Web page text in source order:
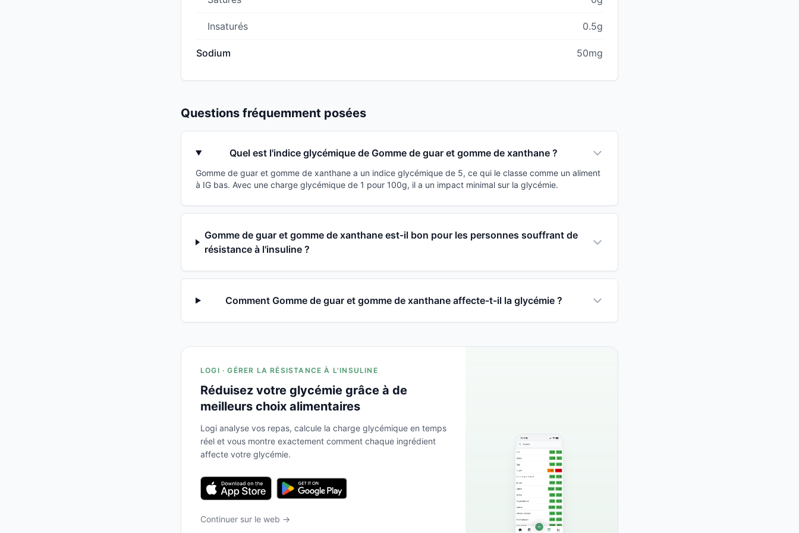
Insaturés 0.5g
Sodium 50mg
Questions fréquemment posées
Quel est l'indice glycémique de Gomme de guar et gomme de xanthane ?
Gomme de guar et gomme de xanthane a un indice glycémique de 5, ce qui le classe comme un aliment
à IG bas. Avec une charge glycémique de 1 pour 100g, il a un impact minimal sur la glycémie.
Gomme de guar et gomme de xanthane est-il bon pour les personnes souffrant de
résistance à l'insuline ?
Comment Gomme de guar et gomme de xanthane affecte-t-il la glycémie ?
LOGI · GÉRER LA RÉSISTANCE À L'INSULINE
Réduisez votre glycémie grâce à de
meilleurs choix alimentaires
Logi analyse vos repas, calcule la charge glycémique en temps
réel et vous montre exactement comment chaque ingrédient
affecte votre glycémie.
Continuer sur le web →